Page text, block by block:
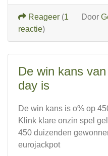
Door
Reageer (1
reactie)
De win kans
day is
De win kans is o% op
Klink klare onzin spel
450 duizenden
eurojackpot